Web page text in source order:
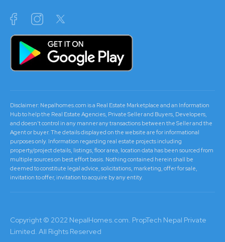
Disclaimer: Nepalhomes.com is a Real Estate Marketplace and an Information
Hub to help the Real Estate Agencies, Private Seller and Buyers, Developers,
and doesn't control in any manner any transactions between the Seller and the
Agent or buyer. The details displayed on the website are for informational
purposes only. Information regarding real estate projects including
property/project details, listings, floor area, location data has been sourced from
multiple sources on best effort basis. Nothing contained herein shall be
deemed to constitute legal advice, solicitations, marketing, offer for sale,
invitation to offer, invitation to acquire by any entity.
Copyright © 2022 NepalHomes.com. PropTech Nepal Private
Limited. All Rights Reserved